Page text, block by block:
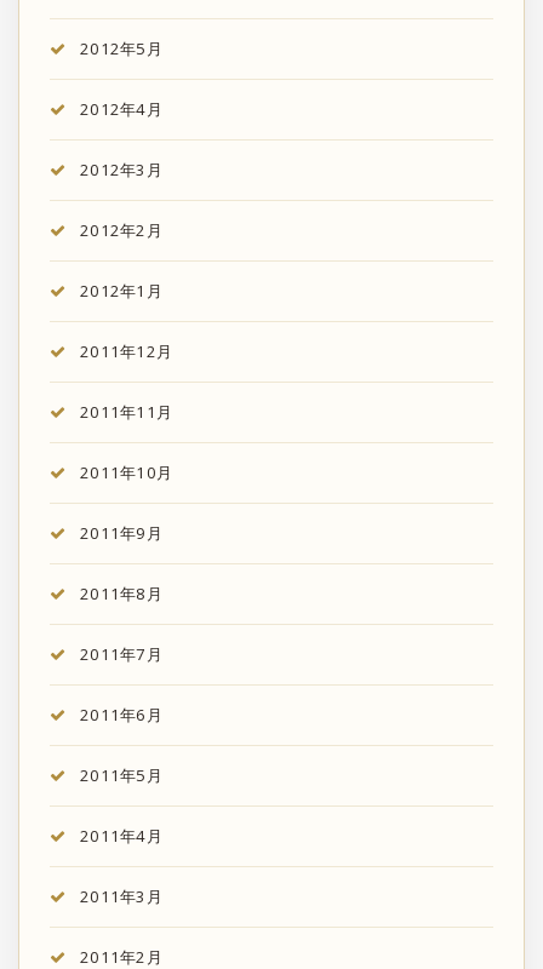
2012年5月
2012年4月
2012年3月
2012年2月
2012年1月
2011年12月
2011年11月
2011年10月
2011年9月
2011年8月
2011年7月
2011年6月
2011年5月
2011年4月
2011年3月
2011年2月